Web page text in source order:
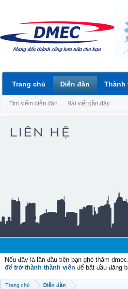
Nếu đây là lần đầu tiên bạn ghé thăm
để trở thành thành viên để bắt đầu đăng
Trang chủ Diễn đàn
Trang chủ Diễn đàn
Tìm kiếm diễn đàn Bài viết gần đây
Thành